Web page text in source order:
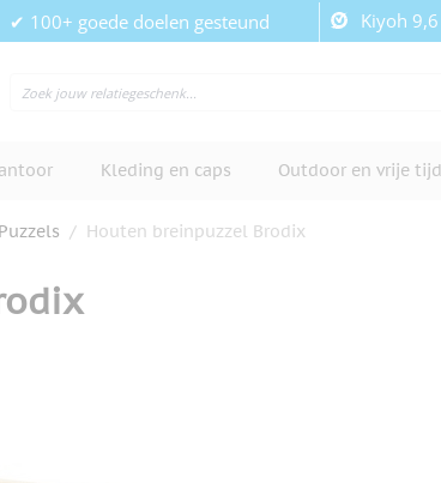
✔ 100+ goede doelen gesteund Kiyoh
Kleding en caps Outdoor en vrije tijd
Puzzels / Houten breinpuzzel Brodix